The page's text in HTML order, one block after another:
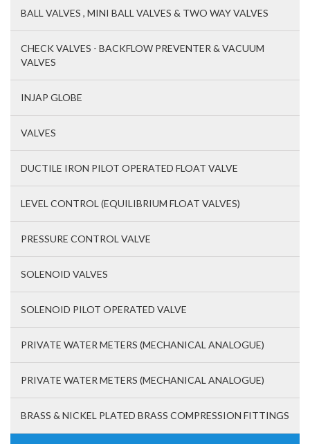
BALL VALVES , MINI BALL VALVES & TWO WAY VALVES
CHECK VALVES - BACKFLOW PREVENTER & VACUUM
VALVES
INJAP GLOBE
VALVES
DUCTILE IRON PILOT OPERATED FLOAT VALVE
LEVEL CONTROL (EQUILIBRIUM FLOAT VALVES)
PRESSURE CONTROL VALVE
SOLENOID VALVES
SOLENOID PILOT OPERATED VALVE
PRIVATE WATER METERS (MECHANICAL ANALOGUE)
PRIVATE WATER METERS (MECHANICAL ANALOGUE)
BRASS & NICKEL PLATED BRASS COMPRESSION FITTINGS